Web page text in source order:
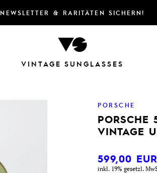
NEWSLETTER & RARITÄTEN SICHERN!
VINTAGE SUNGLASSES
PORSCHE
PORSCHE
VINTAGE
599,00 EUR
inkl. 19% gesetzl.